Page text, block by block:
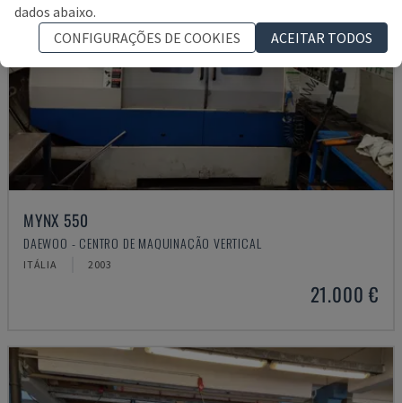
MYNX 550
DAEWOO - CENTRO DE MAQUINAÇÃO VERTICAL
ITÁLIA 2003
21.000 €
dados abaixo.
CONFIGURAÇÕES DE COOKIES
ACEITAR TODOS